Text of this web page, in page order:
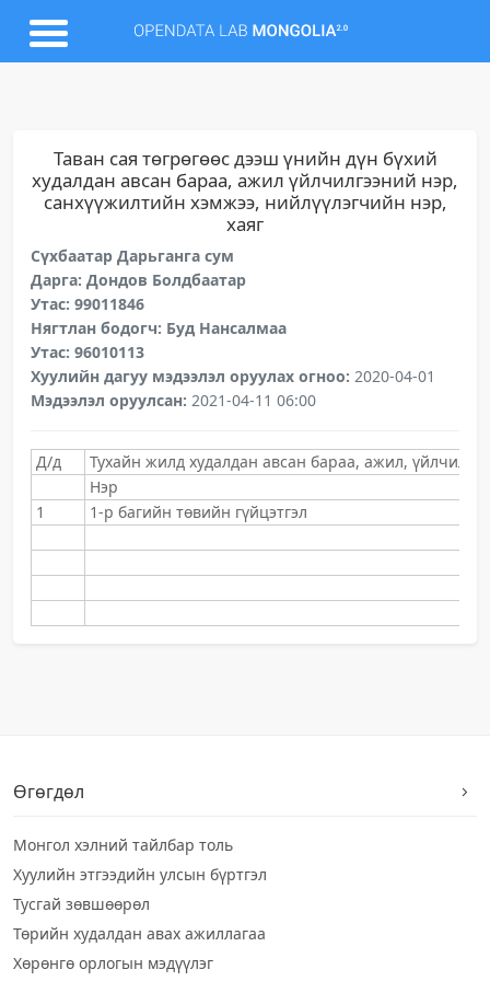
Таван сая төгрөгөөс дээш үнийн дүн бүхий
худалдан авсан бараа, ажил үйлчилгээний нэр,
санхүүжилтийн хэмжээ, нийлүүлэгчийн нэр,
хаяг
Сүхбаатар Дарьганга сум
Дарга: Дондов Болдбаатар
Утас: 99011846
Нягтлан бодогч: Буд Нансалмаа
Утас: 96010113
Хуулийн дагуу мэдээлэл оруулах огноо: 2020-04-01
Мэдээлэл оруулсан: 2021-04-11 06:00
Д/д
Тухайн жилд худалдан авсан бараа, ажил,
Нэр
1
1-р багийн төвийн гүйцэтгэл
Өгөгдөл
Монгол хэлний тайлбар толь
Хуулийн этгээдийн улсын бүртгэл
Тусгай зөвшөөрөл
Төрийн худалдан авах ажиллагаа
Хөрөнгө орлогын мэдүүлэг